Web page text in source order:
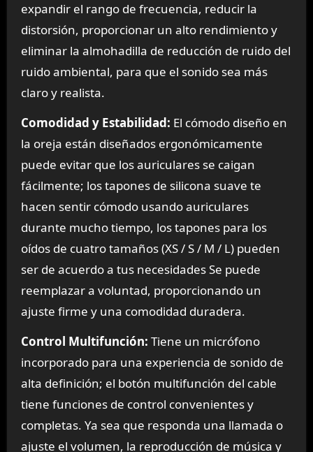
expandir el rango de frecuencia, reducir la
distorsión, proporcionar un alto rendimiento y
eliminar la almohadilla de reducción de ruido del
ruido ambiental, para que el sonido sea más
claro y realista.
Comodidad y Estabilidad: El cómodo diseño en
la oreja están diseñados ergonómicamente
puede evitar que los auriculares se caigan
fácilmente; los tapones de silicona suave te
hacen sentir cómodo usando auriculares
durante mucho tiempo, los tapones para los
oídos de cuatro tamaños (XS / S / M / L) pueden
ser de acuerdo a tus necesidades Se puede
reemplazar a voluntad, proporcionando un
ajuste firme y una comodidad duradera.
Control Multifunción: Tiene un micrófono
incorporado para una experiencia de sonido de
alta definición; el botón multifunción del cable
tiene funciones de control convenientes y
completas. Ya sea que responda una llamada o
ajuste el volumen, la reproducción de música y